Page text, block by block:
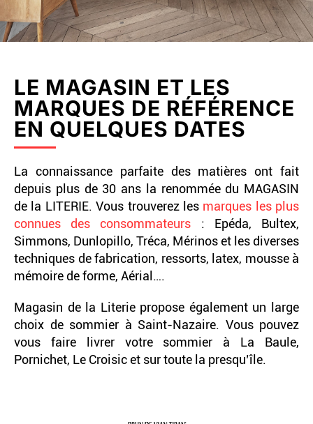
LE MAGASIN ET LES
MARQUES DE RÉFÉRENCE
EN QUELQUES DATES
La connaissance parfaite des matières ont fait
depuis plus de 30 ans la renommée du MAGASIN
de la LITERIE. Vous trouverez les marques les plus
connues des consommateurs : Epéda, Bultex,
Simmons, Dunlopillo, Tréca, Mérinos et les diverses
techniques de fabrication, ressorts, latex, mousse à
mémoire de forme, Aérial….
Magasin de la Literie propose également un large
choix de sommier à Saint-Nazaire. Vous pouvez
vous faire livrer votre sommier à La Baule,
Pornichet, Le Croisic et sur toute la presqu’île.